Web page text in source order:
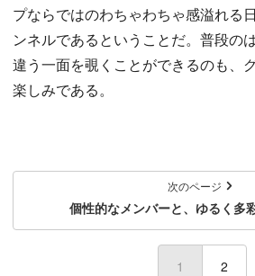
プならではのわちゃわちゃ感溢れる
ンネルであるということだ。普段の
違う一面を覗くことができるのも、
楽しみである。
次のページ
個性的なメンバーと、ゆるく多
1 (current)
2